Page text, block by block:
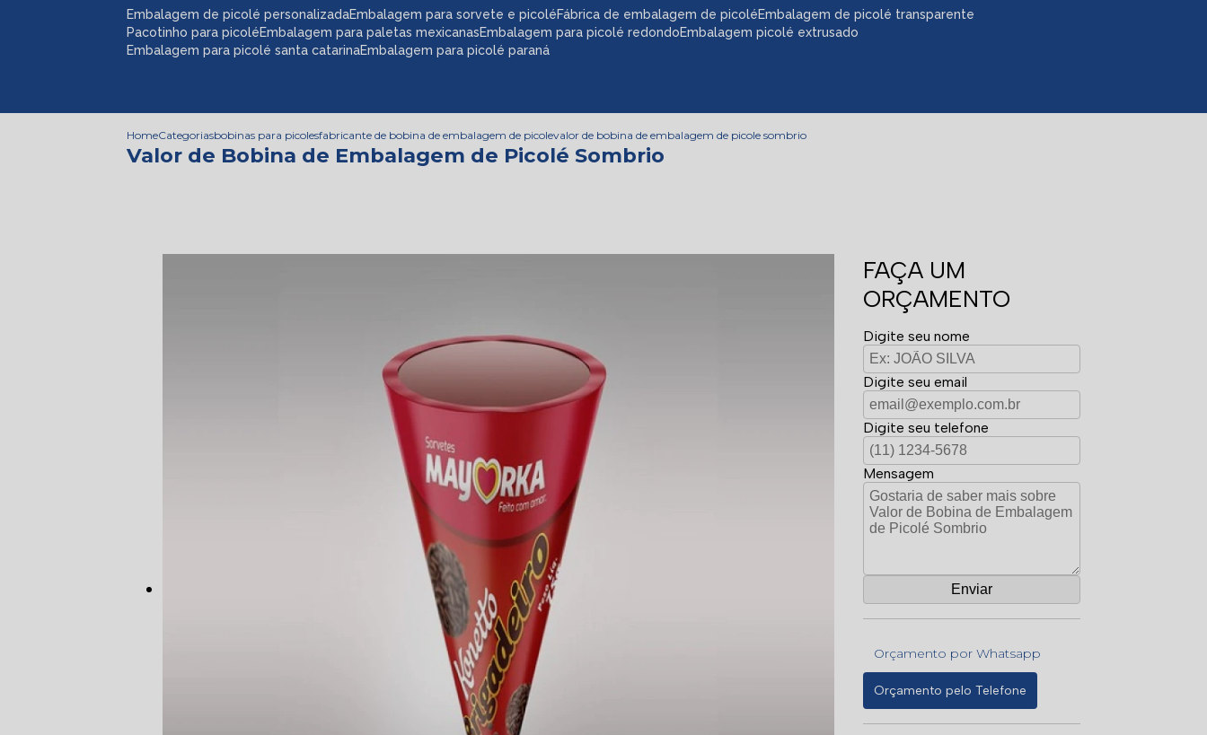
embalagem de picolé personalizada embalagem para sorvete e picolé fábrica de embalagem de picolé
pacotinho para picolé embalagem para paletas mexicanas embalagem picolé extrusado
embalagem para picolé redondo
embalagem de picolé transparente
embalagem para picolé santa catarina embalagem para picolé paraná
HomeCategoriasbobinas para picolesfabricante de bobina de embalagem de picolevalor de bobina de embalagem de picole sombrio
Valor de Bobina de Embalagem de Picolé Sombrio
FAÇA UM
ORÇAMENTO
Digite seu nome
Digite seu email
Digite seu telefone
Mensagem
Orçamento por Whatsapp
Orçamento pelo Telefone